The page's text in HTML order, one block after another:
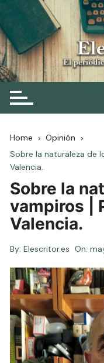
Skip
to
content
Elescritor.es
El periódico digital de
Home
Opinión
Sobre la naturaleza de
Valencia.
Sobre la
vampiros |
Valencia.
By: Elescritor.es On: